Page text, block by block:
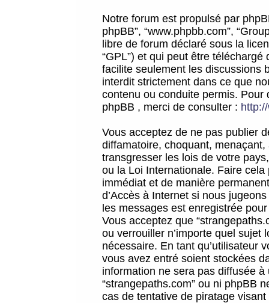
Notre forum est propulsé par
phpBB”, “www.phpbb.com”,
libre de forum déclaré sous la
“GPL”) et qui peut être téléchargé
facilite seulement les discussions
interdit strictement dans ce que
contenu ou conduite permis.
phpBB , merci de consulter :
Vous acceptez de ne pas publier
diffamatoire, choquant,
transgresser les lois de votre
ou la Loi Internationale. Faire
immédiat et de manière
d’Accès à Internet si nous
les messages est enregistrée
Vous acceptez que
ou verrouiller n’importe quel sujet
nécessaire. En tant qu’utilisateur
vous avez entré soient stockées
information ne sera pas diffusée
“strangepaths.com” ou ni phpBB
cas de tentative de piratage